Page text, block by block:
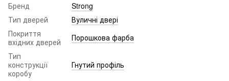
Бренд
Strong
Тип дверей
Вуличні двері
Покриття
вхідних дверей
Порошкова фарба
Тип
конструкції
коробу
Гнутий профіль